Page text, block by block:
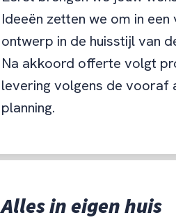
Ideeën zetten we om in een
ontwerp in de huisstijl van
Na akkoord offerte volgt
levering volgens de vooraf
planning.
Alles in eigen huis